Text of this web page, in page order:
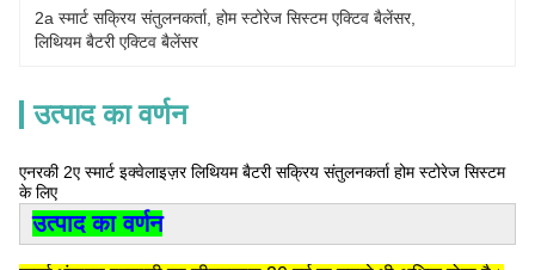
2a स्मार्ट सक्रिय संतुलनकर्ता, होम स्टोरेज सिस्टम एक्टिव बैलेंसर,
लिथियम बैटरी एक्टिव बैलेंसर
उत्पाद का वर्णन
एनरकी 2ए स्मार्ट इक्वेलाइज़र लिथियम बैटरी सक्रिय संतुलनकर्ता होम स्टोरेज सिस्टम
के लिए
उत्पाद का वर्णन